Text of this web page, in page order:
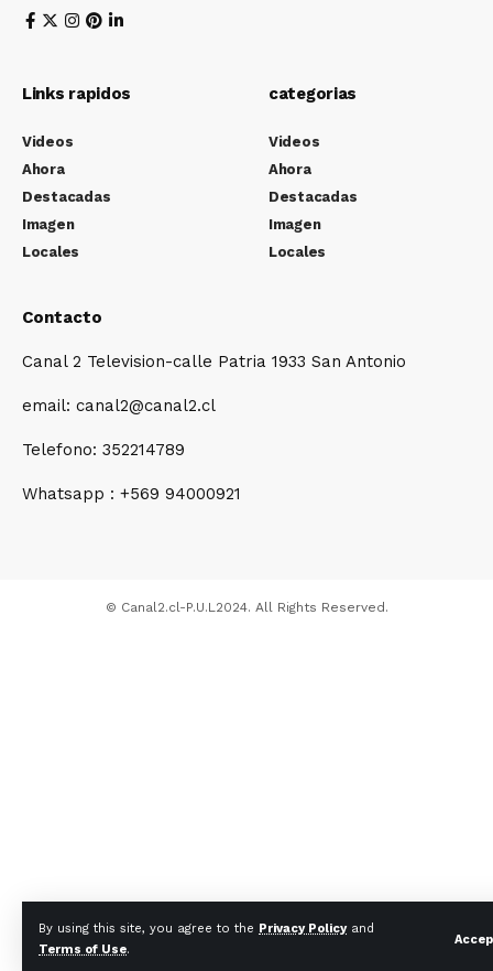
By using this site, you agree to the Privacy Policyand
Terms of Use.
Links rapidos
Videos
Ahora
Destacadas
Imagen
Locales
categorias
Videos
Ahora
Destacadas
Imagen
Locales
Contacto
Canal 2 Television-calle Patria 1933 San Antonio
email: canal2@canal2.cl
Telefono: 352214789
Whatsapp : +569 94000921
© Canal2.cl-P.U.L2024. All Rights Reserved.